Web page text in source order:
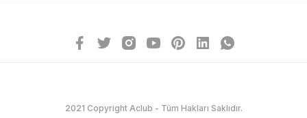
2021 Copyright Aclub - Tüm Hakları Saklıdır.